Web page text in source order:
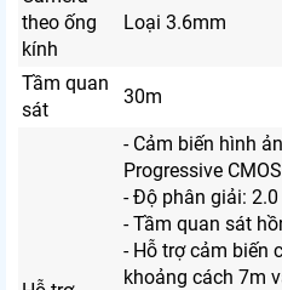
theo ống
kính
Loại 3.6mm
Tầm quan
sát
30m
- Cảm biến hình
Progressive
- Độ phân giải:
- Tầm quan sát
- Hỗ trợ cảm biến
khoảng cách 7m